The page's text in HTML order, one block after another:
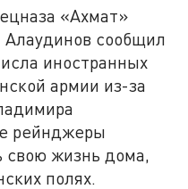
«Ахмат»
сообщил
иностранных
армии из-за
рейнджеры
свою жизнь дома,
полях.